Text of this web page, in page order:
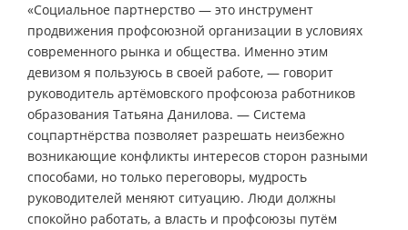
«Социальное партнерство — это инструмент
продвижения профсоюзной организации в условиях
современного рынка и общества. Именно этим
девизом я пользуюсь в своей работе, — говорит
руководитель артёмовского профсоюза работников
образования Татьяна Данилова. — Система
соцпартнёрства позволяет разрешать неизбежно
возникающие конфликты интересов сторон разными
способами, но только переговоры, мудрость
руководителей меняют ситуацию. Люди должны
спокойно работать, а власть и профсоюзы путём